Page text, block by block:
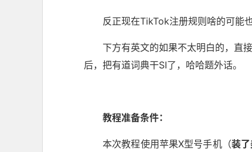
反正现在TikTok注册规则啥的可能
下方有英文的如果不太明白的，直
后，把有道词典干SI了，哈哈题外话。
教程准备条件：
本次教程使用苹果X型号手机（装